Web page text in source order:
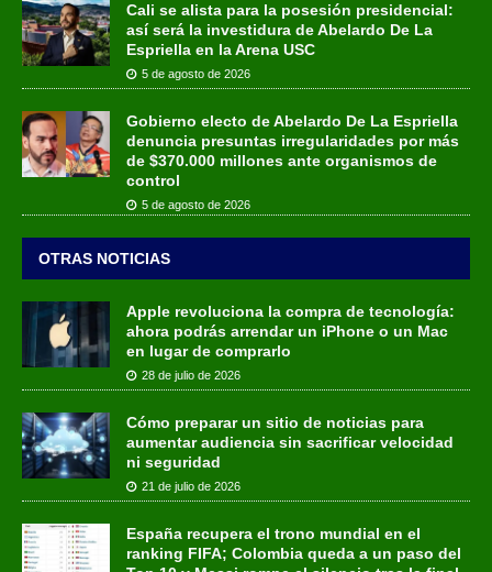
Cali se alista para la posesión presidencial:
así será la investidura de Abelardo De La
Espriella en la Arena USC
5 de agosto de 2026
Gobierno electo de Abelardo De La Espriella
denuncia presuntas irregularidades por más
de $370.000 millones ante organismos de
control
5 de agosto de 2026
OTRAS NOTICIAS
Apple revoluciona la compra de tecnología:
ahora podrás arrendar un iPhone o un Mac
en lugar de comprarlo
28 de julio de 2026
Cómo preparar un sitio de noticias para
aumentar audiencia sin sacrificar velocidad
ni seguridad
21 de julio de 2026
España recupera el trono mundial en el
ranking FIFA; Colombia queda a un paso del